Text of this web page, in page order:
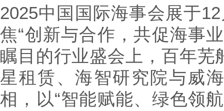
2025中国国际海事会展于
焦“创新与合作，共促海事
瞩目的行业盛会上，百年
星租赁、海智研究院与威
相，以“智能赋能、绿色领